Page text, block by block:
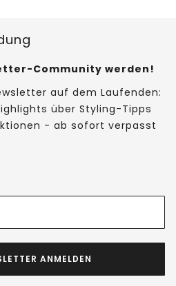
Community werden!
auf dem Laufenden:
über Styling-Tipps
- ab sofort verpasst
ANMELDEN